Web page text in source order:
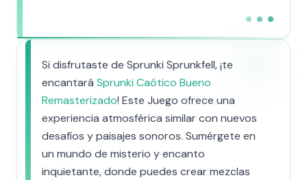
Si disfrutaste de Sprunki Sprunkfell, ¡te
encantará Sprunki Caótico Bueno
Remasterizado! Este Juego ofrece una
experiencia atmosférica similar con nuevos
desafíos y paisajes sonoros. Sumérgete en
un mundo de misterio y encanto
inquietante, donde puedes crear mezclas